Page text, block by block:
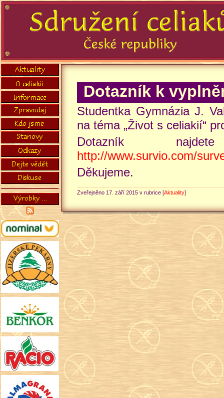
Dotazník k
Studentka Gymnázia J.
na téma „Život s celiakií“
Dotazník
http://www.survio.com/
Děkujeme.
Zveřejněno 17. září 2015 v rubrice [Aktuality]